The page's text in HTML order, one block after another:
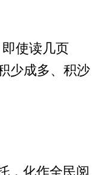
使读几页
少成多、积沙